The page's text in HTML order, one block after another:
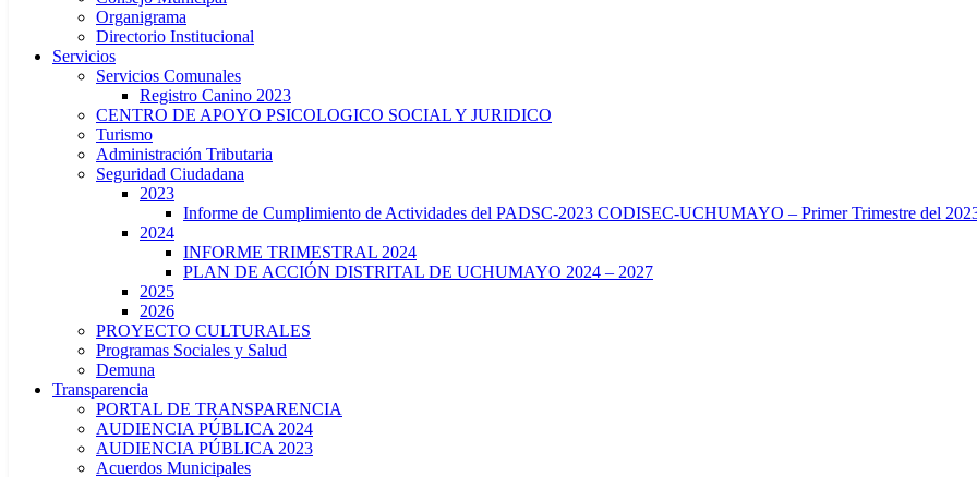
Organigrama
Directorio Institucional
Servicios
Servicios Comunales
Registro Canino 2023
CENTRO DE APOYO PSICOLOGICO SOCIAL Y JURIDICO
Turismo
Administración Tributaria
Seguridad Ciudadana
2023
Informe de Cumplimiento de Actividades del PADSC-2023 CODISEC-UCHUMAYO – Primer Trimestre del
2024
INFORME TRIMESTRAL 2024
PLAN DE ACCIÓN DISTRITAL DE UCHUMAYO 2024 – 2027
2025
2026
PROYECTO CULTURALES
Programas Sociales y Salud
Demuna
Transparencia
PORTAL DE TRANSPARENCIA
AUDIENCIA PÚBLICA 2024
AUDIENCIA PÚBLICA 2023
Acuerdos Municipales